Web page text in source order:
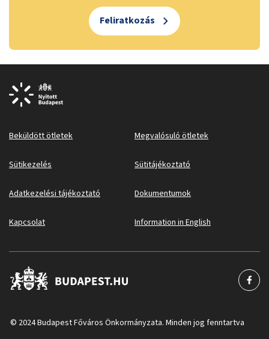
Feliratkozás
Beküldött ötletek Megvalósuló ötletek
Sütikezelés Sütitájékoztató
Adatkezelési tájékoztató Dokumentumok
Kapcsolat Information in English
© 2024 Budapest Főváros Önkormányzata. Minden jog fenntartva